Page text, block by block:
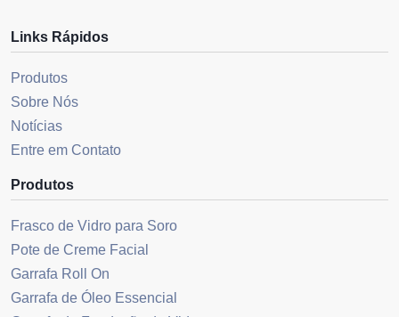
Links Rápidos
Produtos
Sobre Nós
Notícias
Entre em Contato
Produtos
Frasco de Vidro para Soro
Pote de Creme Facial
Garrafa Roll On
Garrafa de Óleo Essencial